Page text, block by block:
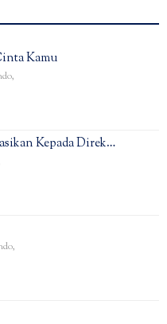
Kamu
,
Kepada Direk…
,